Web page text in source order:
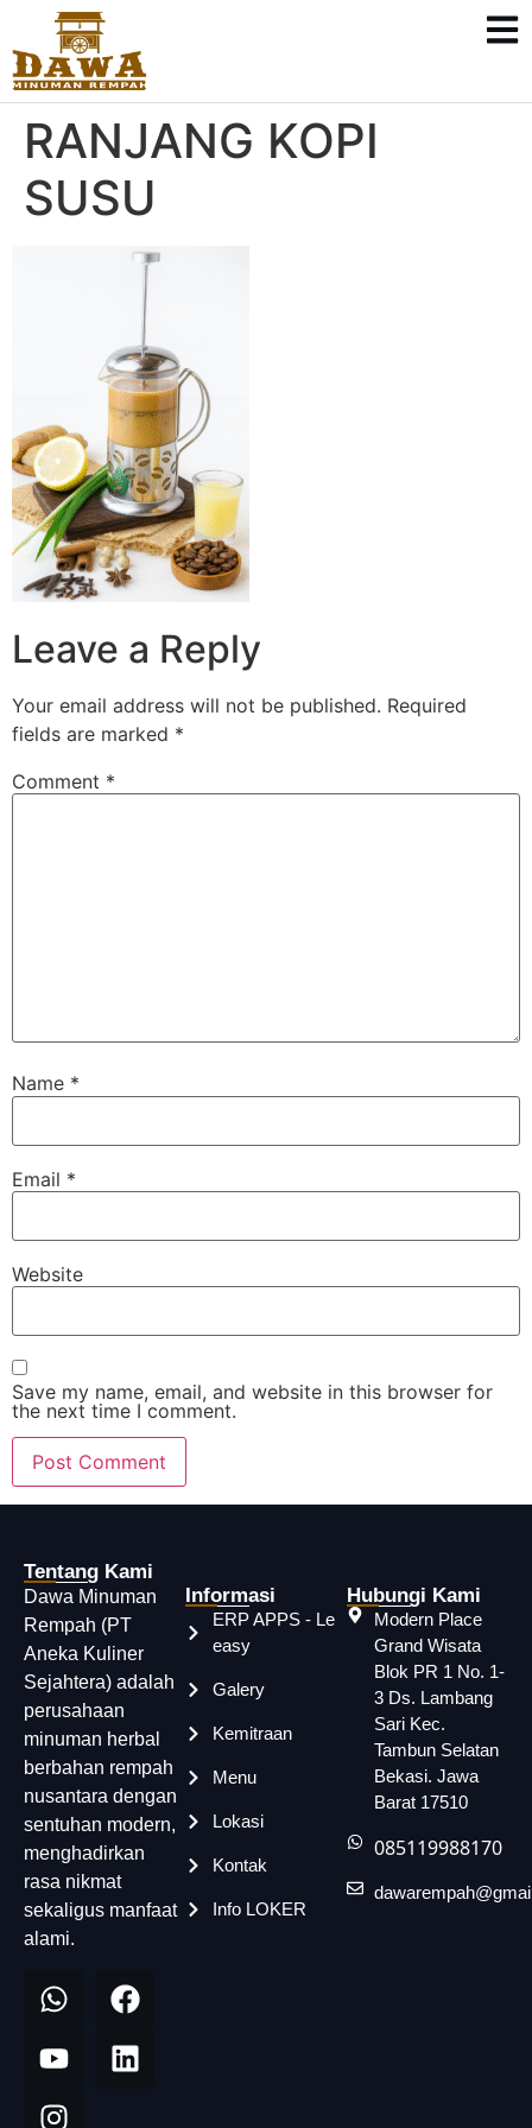
RANJANG KOPI
SUSU
Leave a Reply
Your email address will not be published. Required
fields are marked *
Comment *
Name *
Email *
Website
Save my name, email, and website in this browser for
the next time I comment.
Tentang Kami
Dawa Minuman
Rempah (PT
Aneka Kuliner
Sejahtera) adalah
perusahaan
minuman herbal
berbahan rempah
nusantara dengan
sentuhan modern,
menghadirkan
rasa nikmat
sekaligus manfaat
alami.
Informasi
ERP APPS - Le
easy
Galery
Kemitraan
Menu
Lokasi
Kontak
Info LOKER
Hubungi Kami
Modern Place
Grand Wisata
Blok PR 1 No. 1-
3 Ds. Lambang
Sari Kec.
Tambun Selatan
Bekasi. Jawa
Barat 17510
085119988170